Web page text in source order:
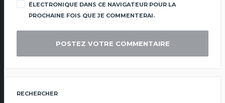
ÉLECTRONIQUE DANS CE NAVIGATEUR POUR LA
PROCHAINE FOIS QUE JE COMMENTERAI.
RECHERCHER